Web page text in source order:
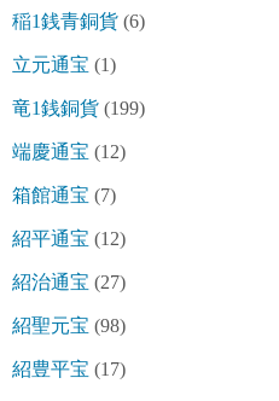
稲1銭青銅貨 (6)
立元通宝 (1)
竜1銭銅貨 (199)
端慶通宝 (12)
箱館通宝 (7)
紹平通宝 (12)
紹治通宝 (27)
紹聖元宝 (98)
紹豊平宝 (17)